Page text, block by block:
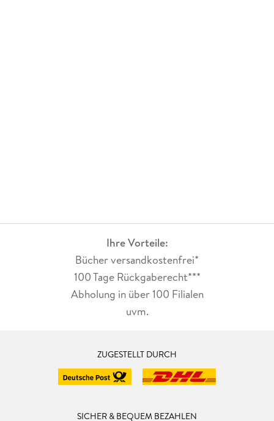
Ihre Vorteile:
Bücher versandkostenfrei*
100 Tage Rückgaberecht***
Abholung in über 100 Filialen
uvm.
ZUGESTELLT DURCH
SICHER & BEQUEM BEZAHLEN